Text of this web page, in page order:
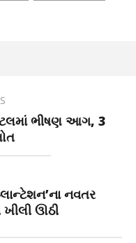
ભીષણ આગ, 3
નવતર
ખીલી ઊઠી